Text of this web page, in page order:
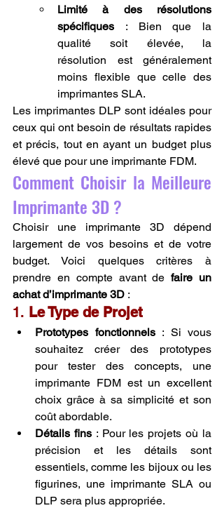
Limité à des résolutions
spécifiques : Bien que la
qualité soit élevée, la
résolution est généralement
moins flexible que celle des
imprimantes SLA.
Les imprimantes DLP sont idéales pour
ceux qui ont besoin de résultats rapides
et précis, tout en ayant un budget plus
élevé que pour une imprimante FDM.
Comment Choisir la Meilleure
Imprimante 3D ?
Choisir une imprimante 3D dépend
largement de vos besoins et de votre
budget. Voici quelques critères à
prendre en compte avant de faire un
achat d’imprimante 3D :
1. Le Type de Projet
Prototypes fonctionnels : Si vous
souhaitez créer des prototypes
pour tester des concepts, une
imprimante FDM est un excellent
choix grâce à sa simplicité et son
coût abordable.
Détails fins : Pour les projets où la
précision et les détails sont
essentiels, comme les bijoux ou les
figurines, une imprimante SLA ou
DLP sera plus appropriée.